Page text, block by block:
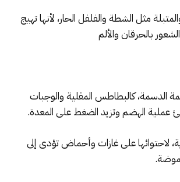
مثل الشطة والفلفل الحار، لأنها تهيج
بالحرقان والألم
الدسمة، كالبطاطس المقلية والوجبات
عملية الهضم وتزيد الضغط على المعدة.
لاحتوائها على غازات وأحماض تؤدى إلى